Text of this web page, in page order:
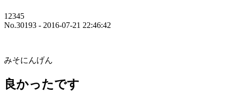
12345
No.30193 - 2016-07-21 22:46:42
みそにんげん
良かったです